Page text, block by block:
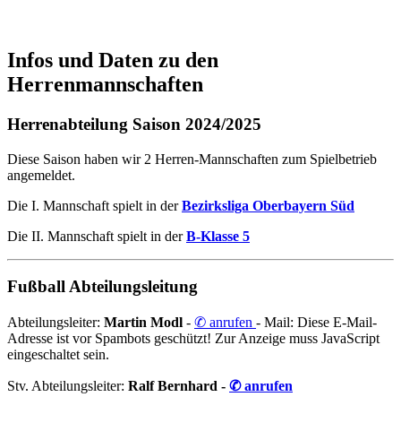
Infos und Daten zu den
Herrenmannschaften
Herrenabteilung Saison 2024/2025
Diese Saison haben wir 2 Herren-Mannschaften zum Spielbetrieb
angemeldet.
Die I. Mannschaft spielt in derBezirksliga Oberbayern Süd
Die II. Mannschaft spielt in derB-Klasse 5
Fußball Abteilungsleitung
Abteilungsleiter: Martin Modl - ✆ anrufen - Mail: Diese E-Mail-
Adresse ist vor Spambots geschützt! Zur Anzeige muss JavaScript
eingeschaltet sein.
Stv. Abteilungsleiter: Ralf Bernhard - ✆ anrufen